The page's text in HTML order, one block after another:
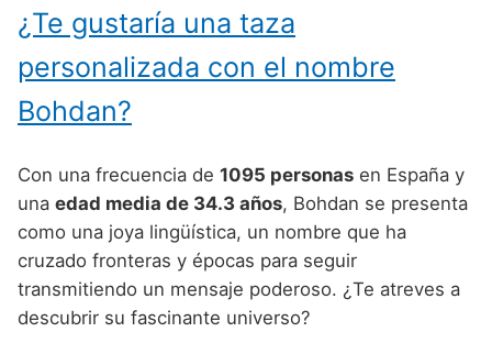
Nombres de niño que empiezan por I
Nombres de niño que empiezan por J
Nombres de niño que empiezan por K
Nombres de niño que empiezan por M
Nombres de niño que empiezan por N
Nombres de niño que empiezan por O
Nombres de niño que empiezan por P
Nombres de Niño Catalanes
Nombres de Niño Extremeños
Nombres de Niño Murcianos
Nombres de Niño Navarros
Nombres de Niño Riojanos
Nombres de Niño Valencianos
Nombres de Niño Vikingos
Nombres de Niño Hispanoamericanos
Nombres de Niño Ingleses
Nombres de Niño Judíos
Nombres de Niño Marroquíes
Nombres de Niño Portugueses
Nombres de Niño Rumanos
¿Te gustaría una taza
personalizada con el nombre
Bohdan?
Con una frecuencia de 1095 personas en España y
una edad media de 34.3 años, Bohdan se presenta
como una joya lingüística, un nombre que ha
cruzado fronteras y épocas para seguir
transmitiendo un mensaje poderoso. ¿Te atreves a
descubrir su fascinante universo?